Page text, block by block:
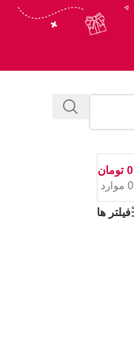
0 موارد
0 تومان
فیلتر ها